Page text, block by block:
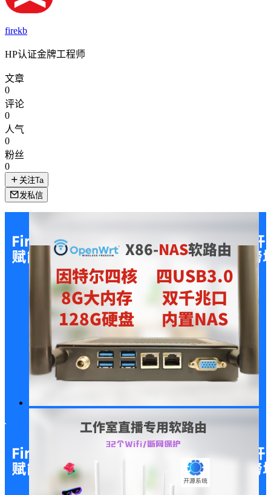
firekb
HP认证金牌工程师
文章
0
评论
0
人气
0
粉丝
0
关注Ta
发私信